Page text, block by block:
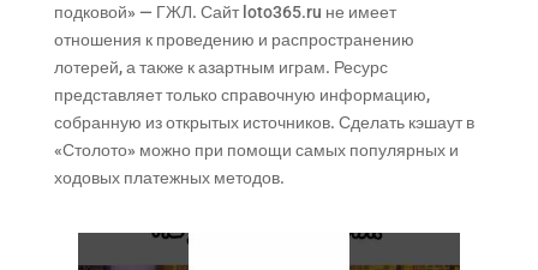
подковой» — ГЖЛ. Сайт loto365.ru не имеет
отношения к проведению и распространению
лотерей, а также к азартным играм. Ресурс
представляет только справочную информацию,
собранную из открытых источников. Сделать кэшаут в
«Столото» можно при помощи самых популярных и
ходовых платежных методов.